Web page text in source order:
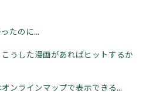
たのに...
うした漫画があればヒットするか
ンラインマップで表示できる...